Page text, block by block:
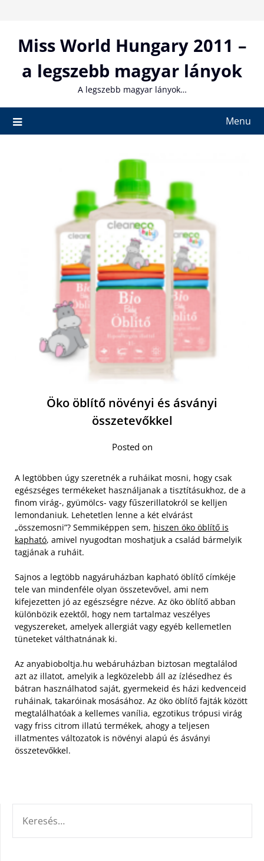
contentMiss World Hungary 2011 –
a legszebb magyar lányok
A legszebb magyar lányok…
Menu
Öko öblítő növényi és ásványi
összetevőkkel
Posted on
A legtöbben úgy szeretnék a ruháikat mosni, hogy csak
egészséges termékeket használjanak a tisztításukhoz, de a
finom virág-, gyümölcs- vagy fűszerillatokról se kelljen
lemondaniuk. Lehetetlen lenne a két elvárást
„összemosni”? Semmiképpen sem, hiszen öko öblítő is
kapható, amivel nyugodtan moshatjuk a család bármelyik
tagjának a ruháit.
Sajnos a legtöbb nagyáruházban kapható öblítő címkéje
tele van mindenféle olyan összetevővel, ami nem
kifejezetten jó az egészségre nézve. Az öko öblítő abban
különbözik ezektől, hogy nem tartalmaz veszélyes
vegyszereket, amelyek allergiát vagy egyéb kellemetlen
tüneteket válthatnának ki.
Az anyabioboltja.hu webáruházban biztosan megtalálod
azt az illatot, amelyik a legközelebb áll az ízlésedhez és
bátran használhatod saját, gyermekeid és házi kedvenceid
ruháinak, takaróinak mosásához. Az öko öblítő fajták között
megtalálhatóak a kellemes vanília, egzotikus trópusi virág
vagy friss citrom illatú termékek, ahogy a teljesen
illatmentes változatok is növényi alapú és ásványi
összetevőkkel.